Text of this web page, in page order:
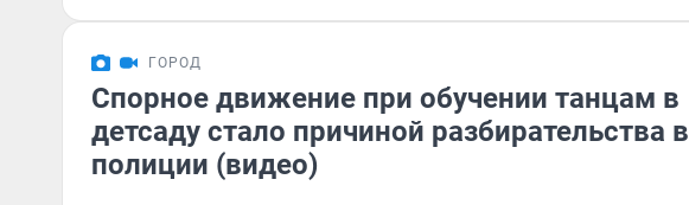
ГОРОД
Спорное движение при обучении танцам в
детсаду стало причиной разбирательства в
полиции (видео)